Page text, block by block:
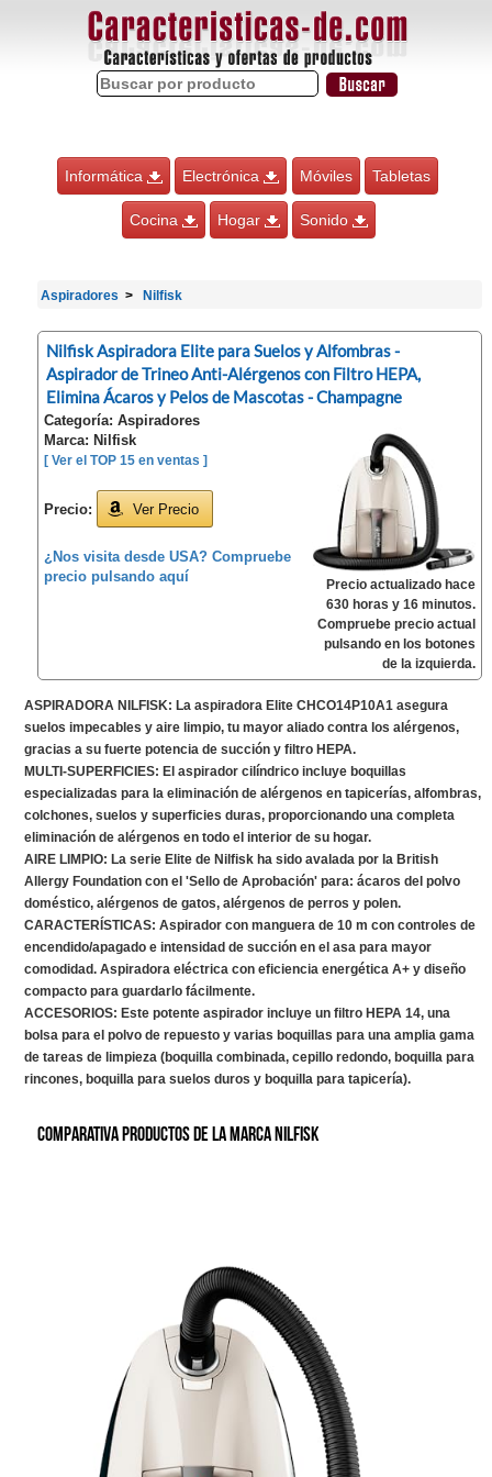
Informática Electrónica Móviles Tabletas
Cocina Hogar Sonido
Aspiradores Nilfisk
Nilfisk Aspiradora Elite para Suelos y Alfombras -
Aspirador de Trineo Anti-Alérgenos con Filtro HEPA,
Elimina Ácaros y Pelos de Mascotas - Champagne
Categoría: Aspiradores
Marca: Nilfisk
[ Ver el TOP 15 en ventas ]
Precio: Ver Precio
¿Nos visita desde USA? Compruebe
precio pulsando aquí
Precio actualizado hace
630 horas y 16 minutos.
Compruebe precio actual
pulsando en los botones
de la izquierda.
ASPIRADORA NILFISK: La aspiradora Elite CHCO14P10A1 asegura
suelos impecables y aire limpio, tu mayor aliado contra los alérgenos,
gracias a su fuerte potencia de succión y filtro HEPA.
MULTI-SUPERFICIES: El aspirador cilíndrico incluye boquillas
especializadas para la eliminación de alérgenos en tapicerías, alfombras,
colchones, suelos y superficies duras, proporcionando una completa
eliminación de alérgenos en todo el interior de su hogar.
AIRE LIMPIO: La serie Elite de Nilfisk ha sido avalada por la British
Allergy Foundation con el 'Sello de Aprobación' para: ácaros del polvo
doméstico, alérgenos de gatos, alérgenos de perros y polen.
CARACTERÍSTICAS: Aspirador con manguera de 10 m con controles de
encendido/apagado e intensidad de succión en el asa para mayor
comodidad. Aspiradora eléctrica con eficiencia energética A+ y diseño
compacto para guardarlo fácilmente.
ACCESORIOS: Este potente aspirador incluye un filtro HEPA 14, una
bolsa para el polvo de repuesto y varias boquillas para una amplia gama
de tareas de limpieza (boquilla combinada, cepillo redondo, boquilla para
rincones, boquilla para suelos duros y boquilla para tapicería).
Comparativa productos de la marca Nilfisk